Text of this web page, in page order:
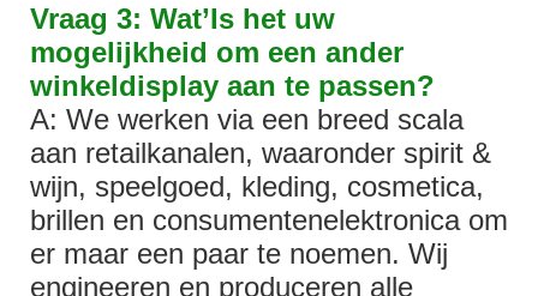
Vraag 3: Wat’Is het uw
mogelijkheid om een ​​ander
winkeldisplay aan te passen?
A: We werken via een breed scala
aan retailkanalen, waaronder spirit &
wijn, speelgoed, kleding, cosmetica,
brillen en consumentenelektronica om
er maar een paar te noemen. Wij
engineeren en produceren alle